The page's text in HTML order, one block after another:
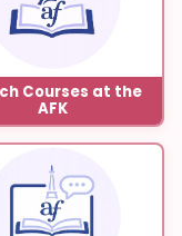
Courses at the
AFK